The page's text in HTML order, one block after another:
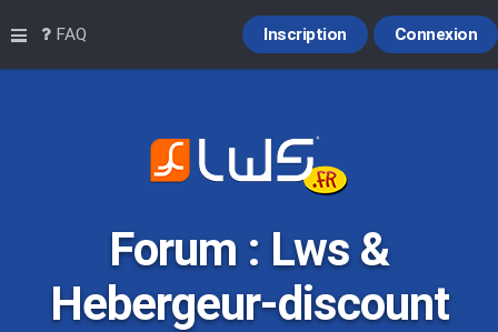
Raccourcis
FAQ Connexion
Inscription
Forum : Lws &
Hebergeur-discount